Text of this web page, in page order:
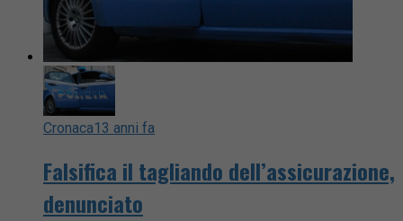
Cronaca13 anni fa
Falsifica il tagliando dell’assicurazione,
denunciato